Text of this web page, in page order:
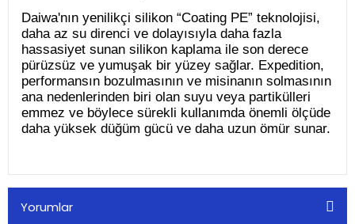
Daiwa'nın yenilikçi silikon “Coating PE” teknolojisi,
daha az su direnci ve dolayısıyla daha fazla
hassasiyet sunan silikon kaplama ile son derece
pürüzsüz ve yumuşak bir yüzey sağlar. Expedition,
performansın bozulmasının ve misinanın solmasının
ana nedenlerinden biri olan suyu veya partikülleri
emmez ve böylece sürekli kullanımda önemli ölçüde
daha yüksek düğüm gücü ve daha uzun ömür sunar.
Yorumlar